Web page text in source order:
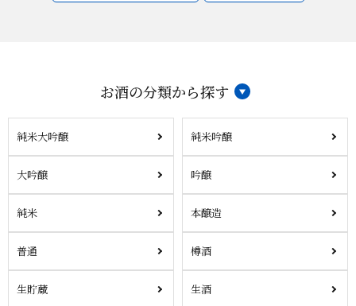
お酒の分類から探す
純米大吟醸 純米吟醸
大吟醸 吟醸
純米 本醸造
普通 樽酒
生貯蔵 生酒